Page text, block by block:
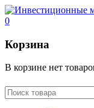
0
Корзина
В корзине нет